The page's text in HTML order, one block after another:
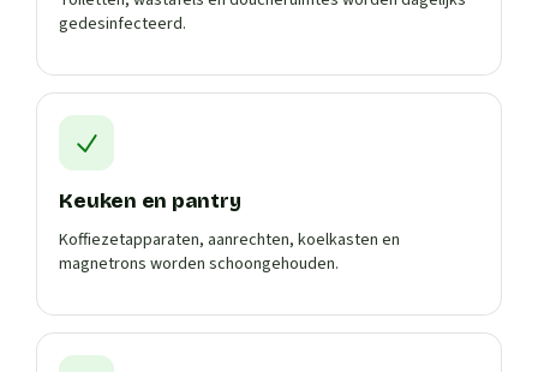
gedesinfecteerd.
Keuken en pantry
Koffiezetapparaten, aanrechten, koelkasten en
magnetrons worden schoongehouden.